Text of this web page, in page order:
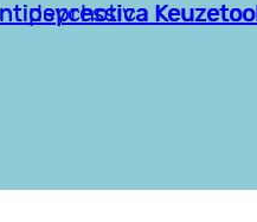
Keuzetool
Keuzetool